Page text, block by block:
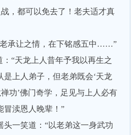
战，都可以免去了！老夫适才真
承让之情，在下铭感五中……”
“天龙上人昔年予我以再生之
上人弟子，但老弟既会‘天龙
功’佛门奇学，足见与上人必有
冒渎恩人晚辈！”
一笑道：“以老弟这一身武功